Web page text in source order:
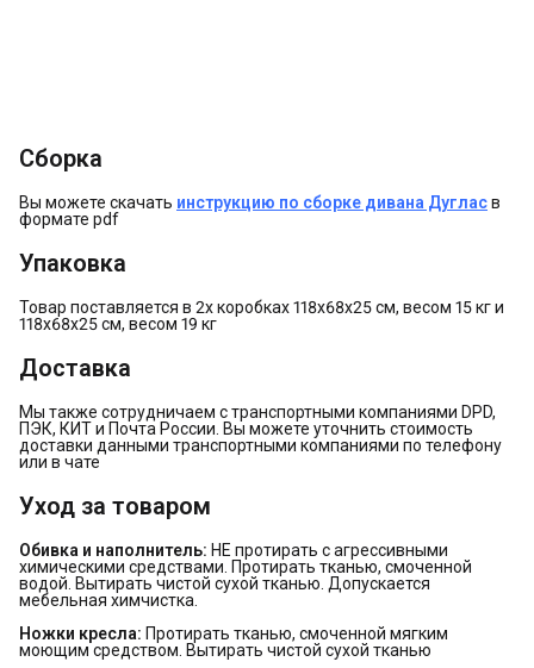
Сборка
Вы можете скачать инструкцию по сборке дивана Дугласв
формате pdf
Упаковка
Товар поставляется в 2х коробках 118х68х25 см, весом 15 кг и
118х68х25 см, весом 19 кг
Доставка
Мы также сотрудничаем с транспортными компаниями DPD,
ПЭК, КИТ и Почта России. Вы можете уточнить стоимость
доставки данными транспортными компаниями по телефону
или в чате
Уход за товаром
Обивка и наполнитель: НЕ протирать с агрессивными
химическими средствами. Протирать тканью, смоченной
водой. Вытирать чистой сухой тканью. Допускается
мебельная химчистка.
Ножки кресла: Протирать тканью, смоченной мягким
моющим средством. Вытирать чистой сухой тканью